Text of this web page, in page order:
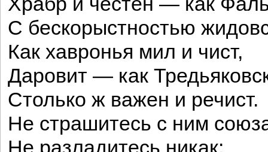
С бескорыстностью
Как хавронья мил и чист,
Даровит — как
Столько ж важен и речист.
Не страшитесь с ним
Не разладитесь никак: